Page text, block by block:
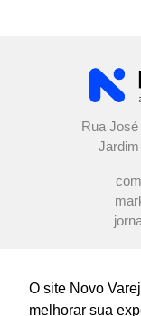
O site Novo
melhorar sua
Rua José